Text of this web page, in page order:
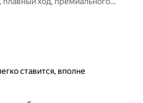
ставится, вполне